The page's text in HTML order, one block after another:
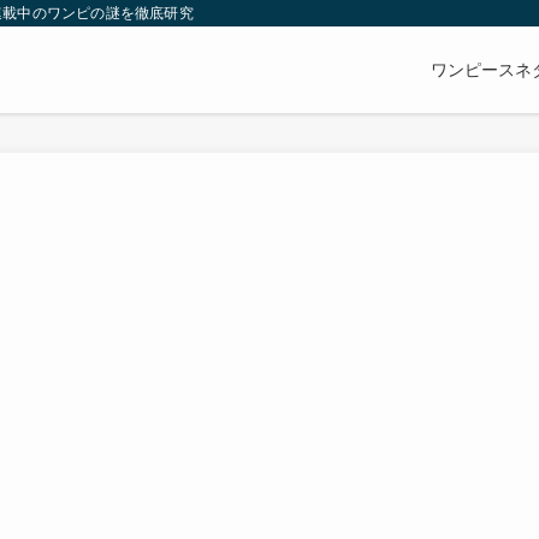
中のワンピの謎を徹底研究
ワンピースネ